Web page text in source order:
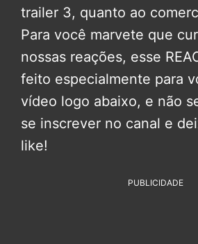
trailer 3, quanto ao
Para você marvete que
nossas reações, esse
feito especialmente para
vídeo logo abaixo, e não
se inscrever no canal e
like!
PUBLICIDADE